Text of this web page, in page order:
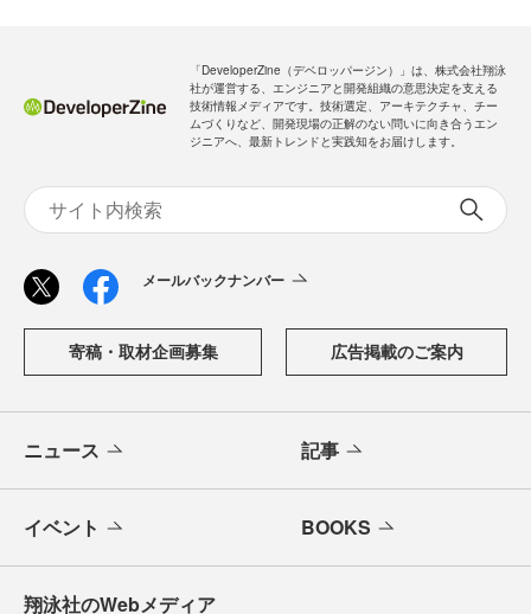
「DeveloperZine（デベロッパージン）」は、株式会社翔泳
社が運営する、エンジニアと開発組織の意思決定を支える
技術情報メディアです。技術選定、アーキテクチャ、チー
ムづくりなど、開発現場の正解のない問いに向き合うエン
ジニアへ、最新トレンドと実践知をお届けします。
メールバックナンバー
寄稿・取材企画募集 広告掲載のご案内
ニュース 記事
イベント BOOKS
翔泳社のWebメディア